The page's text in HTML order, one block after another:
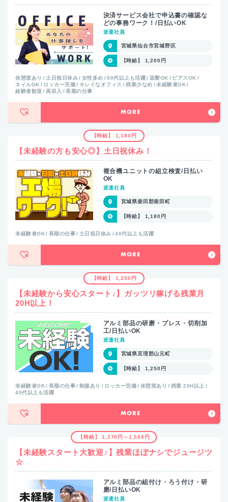
決済サービス会社で申込書の確認な
どの事務ワーク！/日払いOK
派遣社員
宮城県仙台市宮城野区
【時給】 1,200円
休憩室あり 土日祝日休み 女性多め 50代以上も活躍 染髪OK
ピアスOK
ネイルOK
ロッカー完備 キレイなオフィス 残業少なめ
未経験者OK
経験者歓迎
高収入 長期の仕事
MORE
【時給】 1,180円
【未経験の方も安心◎】土日祝休み！
複合機ユニットの組立検査/日払い
OK
派遣社員
宮城県柴田郡柴田町
【時給】 1,180円
未経験者OK 長期の仕事 土日祝日休み 40代以上も活躍
MORE
【時給】 1,250円
【未経験から安心スタート♪】ガッツリ稼げる残業月
20H以上！
アルミ部品の研磨・プレス・切削加
工/日払いOK
派遣社員
宮城県亘理郡山元町
【時給】 1,250円
未経験者OK 長期の仕事 制服あり ロッカー完備 休憩室あり
残業 20H以上
40代以上も活躍
MORE
【時給】 1,270円～1,588円
【未経験スタート大歓迎♪】残業ほぼナシでジュージツ
☆
アルミ部品の組付け・ろう付け・研
磨/日払いOK
派遣社員